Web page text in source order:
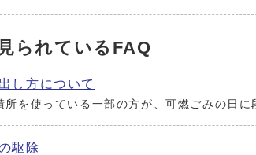
られているFAQ
し方について
所を使っている一部の方が、可燃ごみの日
駆除